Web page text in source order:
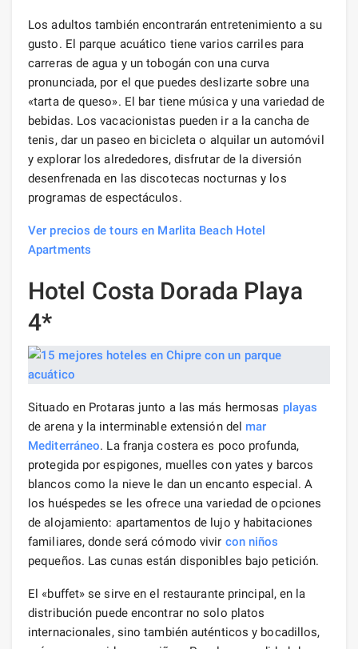
Los adultos también encontrarán entretenimiento a su
gusto. El parque acuático tiene varios carriles para
carreras de agua y un tobogán con una curva
pronunciada, por el que puedes deslizarte sobre una
«tarta de queso». El bar tiene música y una variedad de
bebidas. Los vacacionistas pueden ir a la cancha de
tenis, dar un paseo en bicicleta o alquilar un automóvil
y explorar los alrededores, disfrutar de la diversión
desenfrenada en las discotecas nocturnas y los
programas de espectáculos.
Ver precios de tours en Marlita Beach Hotel
Apartments
Hotel Costa Dorada Playa
4*
Situado en Protaras junto a las más hermosas playas
de arena y la interminable extensión del mar
Mediterráneo. La franja costera es poco profunda,
protegida por espigones, muelles con yates y barcos
blancos como la nieve le dan un encanto especial. A
los huéspedes se les ofrece una variedad de opciones
de alojamiento: apartamentos de lujo y habitaciones
familiares, donde será cómodo vivir con niños
pequeños. Las cunas están disponibles bajo petición.
El «buffet» se sirve en el restaurante principal, en la
distribución puede encontrar no solo platos
internacionales, sino también auténticos y bocadillos,